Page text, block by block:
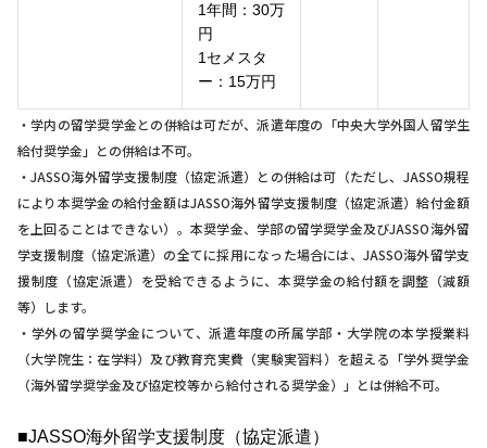
1年間：30万
円
1セメスタ
ー：15万円
・学内の留学奨学金との併給は可だが、派遣年度の「中央大学外国人留学生
給付奨学金」との併給は不可。
・JASSO海外留学支援制度（協定派遣）との併給は可（ただし、JASSO規程
により本奨学金の給付金額はJASSO海外留学支援制度（協定派遣）給付金額
を上回ることはできない）。本奨学金、学部の留学奨学金及びJASSO海外留
学支援制度（協定派遣）の全てに採用になった場合には、JASSO海外留学支
援制度（協定派遣）を受給できるように、本奨学金の給付額を調整（減額
等）します。
・学外の留学奨学金について、派遣年度の所属学部・大学院の本学授業料
（大学院生：在学料）及び教育充実費（実験実習料）を超える「学外奨学金
（海外留学奨学金及び協定校等から給付される奨学金）」とは併給不可。
■JASSO海外留学支援制度（協定派遣）